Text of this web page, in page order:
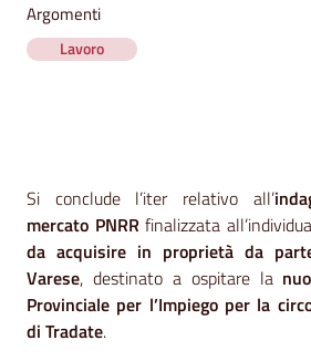
Argomenti
Lavoro
Contenuto
Si conclude l’iter relativo all’
mercato PNRRfinalizzata
da acquisire in proprietà da
Varese, destinato a ospitare la
Provinciale per l’Impiego per la
di Tradate.